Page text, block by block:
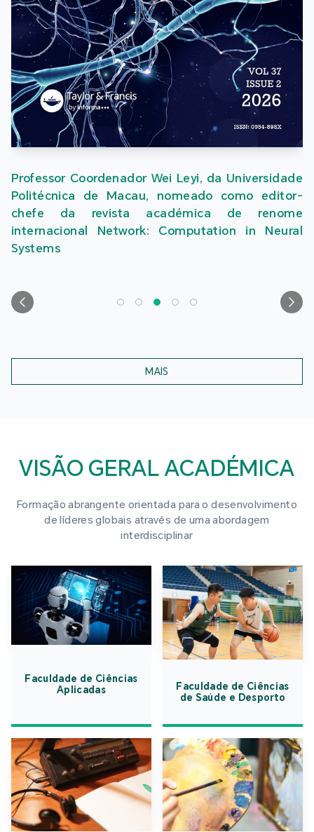
Coordenador Wei Leyi, da Universidade
de Macau, nomeado como editor-
da revista académica de renome
Network: Computation in Neural
MAIS
VISÃO GERAL ACADÉMICA
Formação abrangente orientada para o desenvolvimento
de líderes globais através de uma abordagem
interdisciplinar
Faculdade de Ciências
Aplicadas
Faculdade de Ciências
de Saúde e Desporto